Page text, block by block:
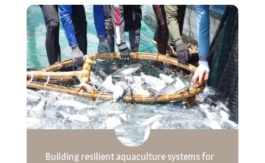
Building resilient aquaculture systems for